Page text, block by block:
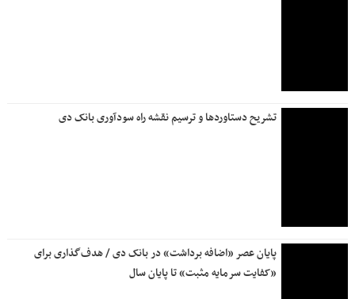
تشریح دستاوردها و ترسیم نقشه راه سودآوری بانک دی
پایان عصر «اضافه برداشت» در بانک دی / هدف‌گذاری برای
«کفایت سرمایه مثبت» تا پایان سال